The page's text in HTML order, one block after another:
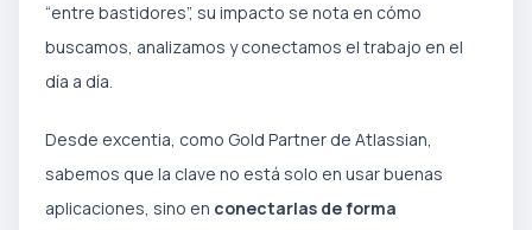
“entre bastidores”, su impacto se nota en cómo
buscamos, analizamos y conectamos el trabajo en el
día a día.
Desde excentia, como Gold Partner de Atlassian,
sabemos que la clave no está solo en usar buenas
aplicaciones, sino en conectarlas de forma